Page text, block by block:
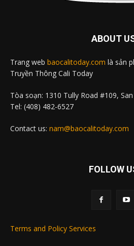
ABOUT
Trang web baocalitoday.com là sản
Truyền Thông Cali Today
Tòa soạn: 1310 Tully Road #109,
Tel: (408) 482-6527
Contact us: nam@baocalitoday.com
FOLLOW
Terms and Policy Services